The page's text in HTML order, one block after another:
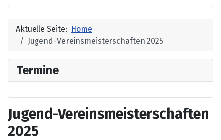
Aktuelle Seite: Home
Jugend-Vereinsmeisterschaften 2025
Termine
Jugend-Vereinsmeisterschaften
2025